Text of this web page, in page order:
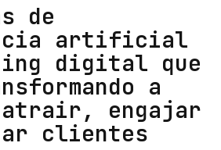
de
artificial
digital que
a
atrair, engajar
clientes